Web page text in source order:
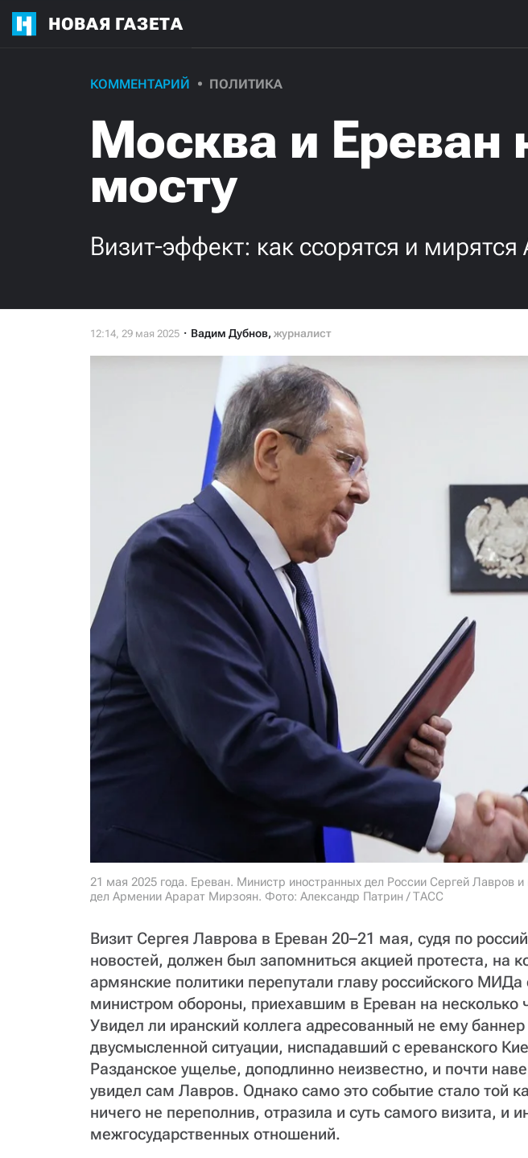
НОВАЯ ГАЗЕТА
КОММЕНТАРИЙ ПОЛИТИКА
Москва и Ереван
мосту
Визит-эффект: как ссорятся и
Вадим Дубнов, журналист
21 мая 2025 года. Ереван. Министр иностранных дел России Сергей Лавров
дел Армении Арарат Мирзоян. Фото: Александр Патрин / ТАСС
Визит Сергея Лаврова в Ереван 20–21 мая, судя по
новостей, должен был запомниться акцией протеста, на
армянские политики перепутали главу российского МИДа
министром обороны, приехавшим в Ереван на несколько
Увидел ли иранский коллега адресованный не ему
двусмысленной ситуации, ниспадавший с ереванского
Разданское ущелье, доподлинно неизвестно, и почти
увидел сам Лавров. Однако само это событие стало той
ничего не переполнив, отразила и суть самого визита, и
межгосударственных отношений.